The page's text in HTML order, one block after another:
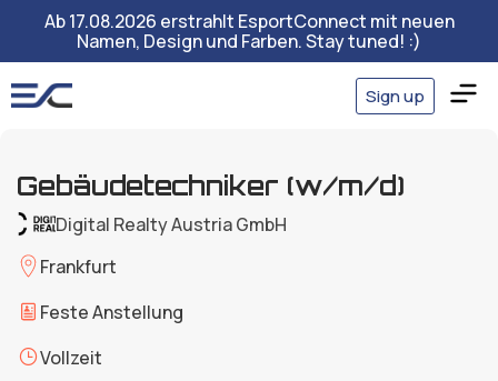
Ab 17.08.2026 erstrahlt EsportConnect mit neuen
Namen, Design und Farben. Stay tuned! :)
Sign up
Gebäudetechniker (w/m/d)
Digital Realty Austria GmbH
Frankfurt
Feste Anstellung
Vollzeit